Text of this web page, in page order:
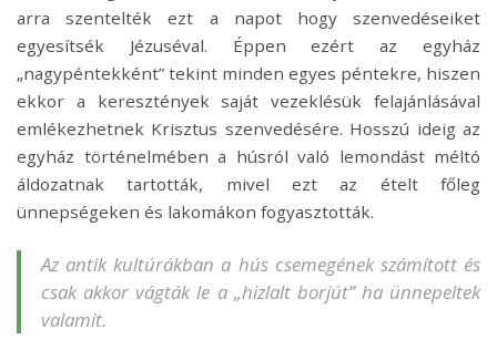
arra szentelték ezt a napot hogy szenvedéseiket
egyesítsék Jézuséval. Éppen ezért az egyház
„nagypéntekként” tekint minden egyes péntekre, hiszen
ekkor a keresztények saját vezeklésük felajánlásával
emlékezhetnek Krisztus szenvedésére. Hosszú ideig az
egyház történelmében a húsról való lemondást méltó
áldozatnak tartották, mivel ezt az ételt főleg
ünnepségeken és lakomákon fogyasztották.
Az antik kultúrákban a hús csemegének számított és
csak akkor vágták le a „hizlalt borjút” ha ünnepeltek
valamit.